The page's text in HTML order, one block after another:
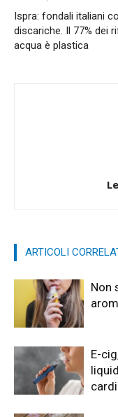
Ispra: fondali italiani
discariche. Il 77% dei
acqua è plastica
ARTICOLI
Non
E-